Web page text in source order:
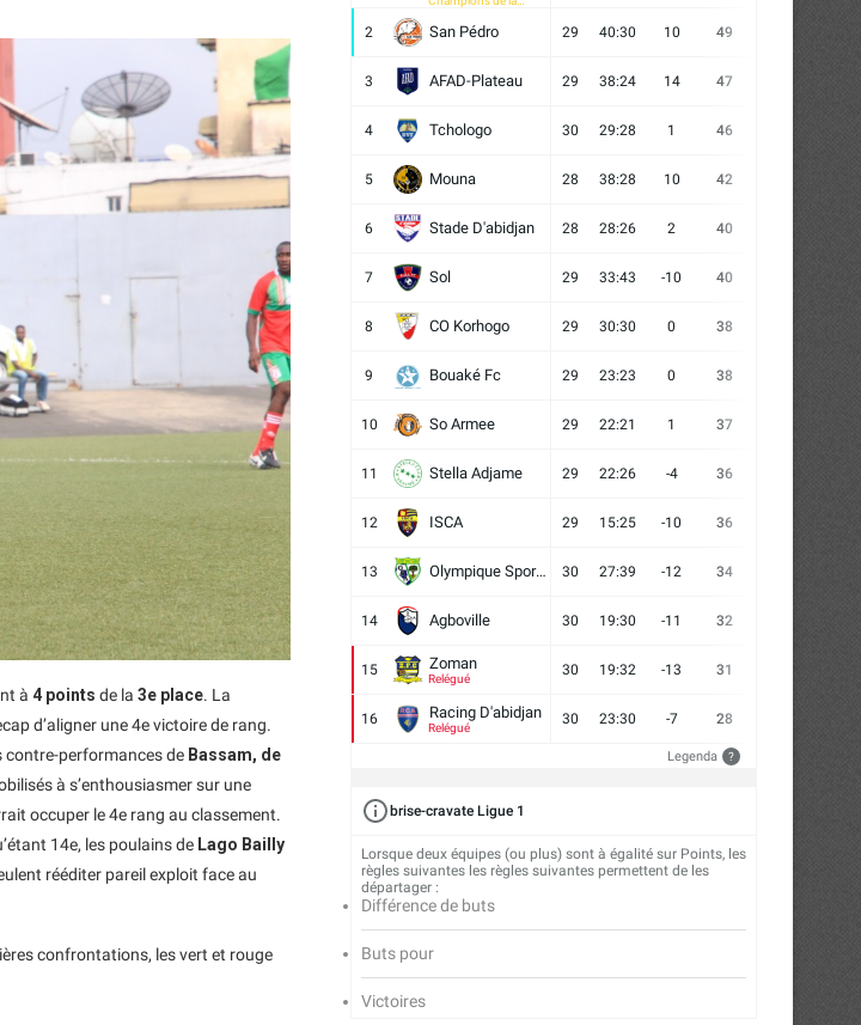
à 4 points de la 3e place. La
d’aligner une 4e victoire de rang.
contre-performances de Bassam, de
à s’enthousiasmer sur une
occuper le 4e rang au classement.
14e, les poulains de Lago Bailly
rééditer pareil exploit face au
confrontations, les vert et rouge
2 San Pédro 29 40:30 10 49
3 AFAD-Plateau 29 38:24 14 47
4 Tchologo 30 29:28 1 46
5 Mouna 28 38:28 10 42
6 Stade D'abidjan 28 28:26 2 40
7 Sol 29 33:43 -10 40
8 CO Korhogo 29 30:30 0 38
9 Bouaké Fc 29 23:23 0 38
10 So Armee 29 22:21 1 37
11 Stella Adjame 29 22:26 -4 36
12 ISCA 29 15:25 -10 36
13 Olympique Sport d'Abobo FC 30 27:39 -12 34
14 Agboville 30 19:30 -11 32
15 Zoman
Relégué
30 19:32 -13 31
16 Racing D'abidjan
Relégué
30 23:30 -7 28
Legenda ?
brise-cravate Ligue 1
Lorsque deux équipes (ou plus) sont à égalité sur Points, les
règles suivantes les règles suivantes permettent de les
départager :
Différence de buts
Buts pour
Victoires